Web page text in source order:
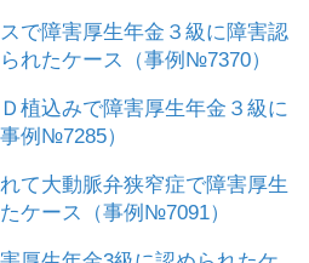
で障害厚生年金３級に障害認
れたケース（事例№7370）
植込みで障害厚生年金３級に
例№7285）
て大動脈弁狭窄症で障害厚生
ケース（事例№7091）